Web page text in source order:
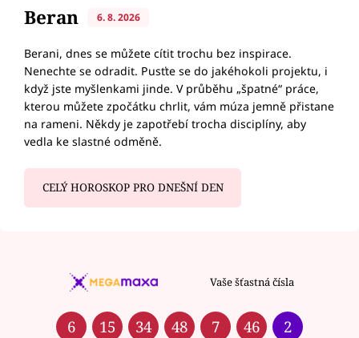
Beran 6. 8. 2026
Berani, dnes se můžete cítit trochu bez inspirace.
Nenechte se odradit. Pusťte se do jakéhokoli projektu, i
když jste myšlenkami jinde. V průběhu „špatné“ práce,
kterou můžete zpočátku chrlit, vám múza jemně přistane
na rameni. Někdy je zapotřebí trocha disciplíny, aby
vedla ke slastné odměně.
CELÝ HOROSKOP PRO DNEŠNÍ DEN
Vaše šťastná čísla
6 15 34 48 7 46 2